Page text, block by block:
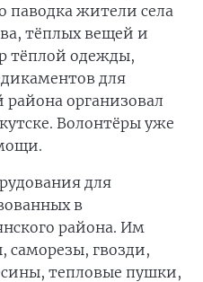
паводка жители села
тёплых вещей и
тёплой одежды,
для
организовал
Волонтёры уже
для
в
района. Им
гвозди,
тепловые пушки,